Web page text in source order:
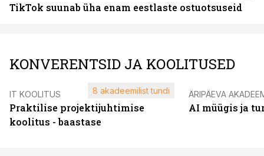
TikTok suunab üha enam eestlaste ostuotsuseid
KONVERENTSID JA KOOLITUSED
IT KOOLITUS
Praktilise projektijuhtimise
koolitus - baastase
8 akadeemilist tundi ÄRIPÄEVA
AI müügis ja